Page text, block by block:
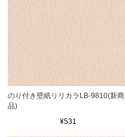
のり付き壁紙リリカラLB-9810(新商
品)
¥531